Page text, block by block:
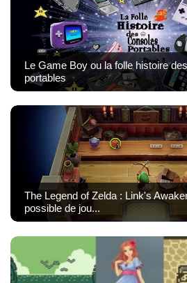
Le Game Boy ou la folle histoire
portables
The Legend of Zelda : Link's
possible de jou...